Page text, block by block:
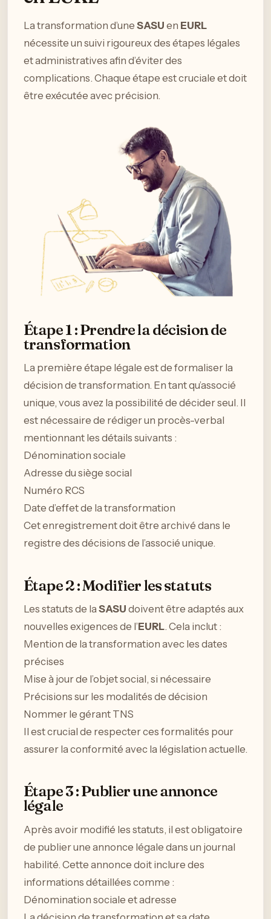
La transformation d’une SASU en EURL
nécessite un suivi rigoureux des étapes légales
et administratives afin d’éviter des
complications. Chaque étape est cruciale et doit
être exécutée avec précision.
Étape 1 : Prendre la décision de
transformation
La première étape légale est de formaliser la
décision de transformation. En tant qu’associé
unique, vous avez la possibilité de décider seul. Il
est nécessaire de rédiger un procès-verbal
mentionnant les détails suivants :
Dénomination sociale
Adresse du siège social
Numéro RCS
Date d’effet de la transformation
Cet enregistrement doit être archivé dans le
registre des décisions de l’associé unique.
Étape 2 : Modifier les statuts
Les statuts de laSASU doivent être adaptés aux
nouvelles exigences de l’EURL. Cela inclut :
Mention de la transformation avec les dates
précises
Mise à jour de l’objet social, si nécessaire
Précisions sur les modalités de décision
Nommer le gérant TNS
Il est crucial de respecter ces formalités pour
assurer la conformité avec la législation actuelle.
Étape 3 : Publier une annonce
légale
Après avoir modifié les statuts, il est obligatoire
de publier une annonce légale dans un journal
habilité. Cette annonce doit inclure des
informations détaillées comme :
Dénomination sociale et adresse